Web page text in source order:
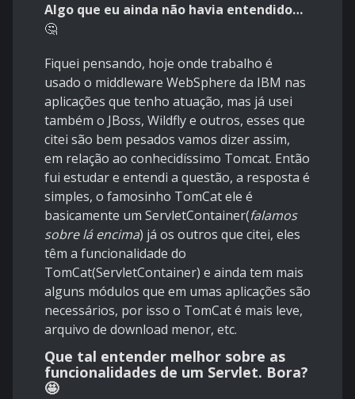
Algo que eu ainda não havia entendido…
🤔
Fiquei pensando, hoje onde trabalho é
usado o middleware WebSphere da IBM nas
aplicações que tenho atuação, mas já usei
também o JBoss, Wildfly e outros, esses que
citei são bem pesados vamos dizer assim,
em relação ao conhecidíssimo Tomcat. Então
fui estudar e entendi a questão, a resposta é
simples, o famosinho TomCat ele é
basicamente um ServletContainer(falamos
sobre lá encima) já os outros que citei, eles
têm a funcionalidade do
TomCat(ServletContainer) e ainda tem mais
alguns módulos que em umas aplicações são
necessários, por isso o TomCat é mais leve,
arquivo de download menor, etc.
Que tal entender melhor sobre as
funcionalidades de um Servlet. Bora?
🤩